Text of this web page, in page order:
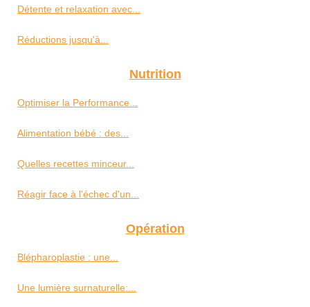
Détente et relaxation avec...
Réductions jusqu'à...
Nutrition
Optimiser la Performance...
Alimentation bébé : des...
Quelles recettes minceur...
Réagir face à l'échec d'un...
Opération
Blépharoplastie : une...
Une lumière surnaturelle:...